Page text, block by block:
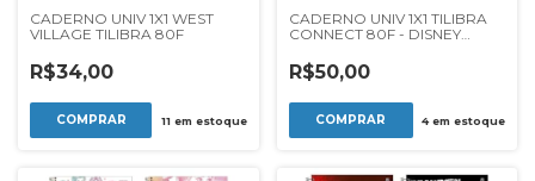
CADERNO UNIV 1X1 WEST
VILLAGE TILIBRA 80F
R$34,00
11em estoque
CADERNO UNIV 1X1 TILIBRA
CONNECT 80F - DISNEY
R$50,00
4em estoque